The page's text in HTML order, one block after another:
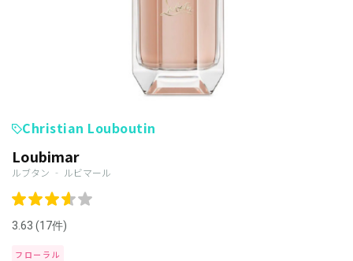
Christian Louboutin
Loubimar
ルブタン ‐ ルビマール
3.63 (17件)
フローラル